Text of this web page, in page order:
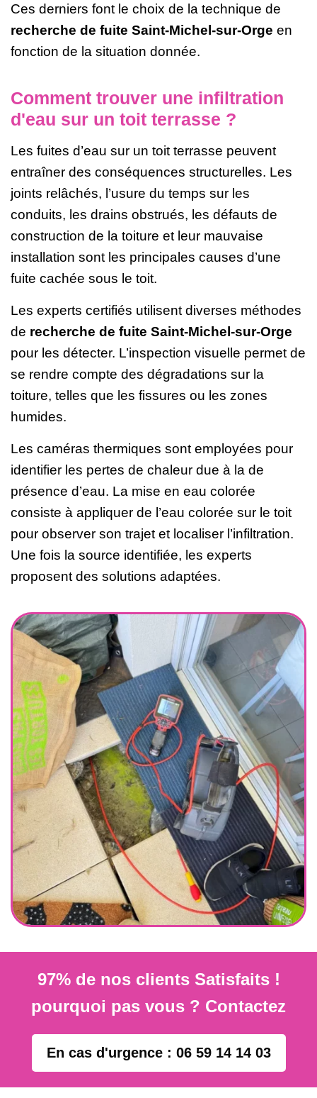
Ces derniers font le choix de la technique de
recherche de fuite Saint-Michel-sur-Orge en
fonction de la situation donnée.
Comment trouver une infiltration
d'eau sur un toit terrasse ?
Les fuites d’eau sur un toit terrasse peuvent
entraîner des conséquences structurelles. Les
joints relâchés, l’usure du temps sur les
conduits, les drains obstrués, les défauts de
construction de la toiture et leur mauvaise
installation sont les principales causes d’une
fuite cachée sous le toit.
Les experts certifiés utilisent diverses méthodes
de recherche de fuite Saint-Michel-sur-Orge
pour les détecter. L’inspection visuelle permet de
se rendre compte des dégradations sur la
toiture, telles que les fissures ou les zones
humides.
Les caméras thermiques sont employées pour
identifier les pertes de chaleur due à la de
présence d’eau. La mise en eau colorée
consiste à appliquer de l’eau colorée sur le toit
pour observer son trajet et localiser l’infiltration.
Une fois la source identifiée, les experts
proposent des solutions adaptées.
97% de nos clients Satisfaits !
pourquoi pas vous ? Contactez
En cas d'urgence : 06 59 14 14 03